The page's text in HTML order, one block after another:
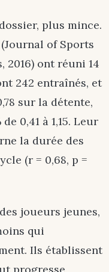
plus mince.
of Sports
2016) ont réuni 14
242 entraînés, et
sur la détente,
0,41 à 1,15. Leur
la durée des
(r = 0,68, p =
joueurs jeunes,
qui
Ils établissent
progresse